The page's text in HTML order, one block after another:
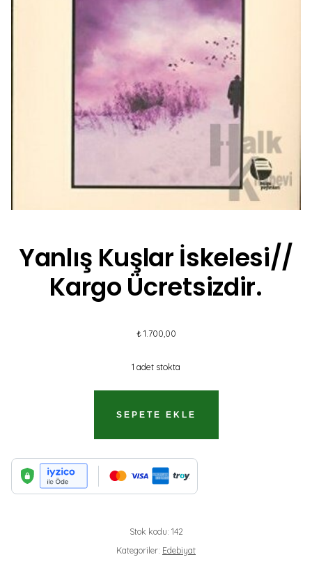
Yanlış Kuşlar İskelesi//
Kargo Ücretsizdir.
₺1.700,00
1 adet stokta
KARGO
ÜCRETSIZDIR.
ADET
SEPETE EKLE
Stok kodu: 142
Kategoriler: Edebiyat